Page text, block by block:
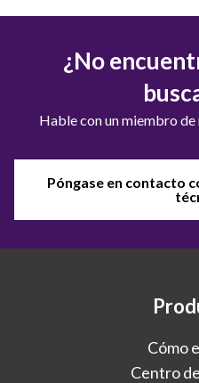
¿No
Hable con un miembro
Póngase en contacto
Cómo
Centro